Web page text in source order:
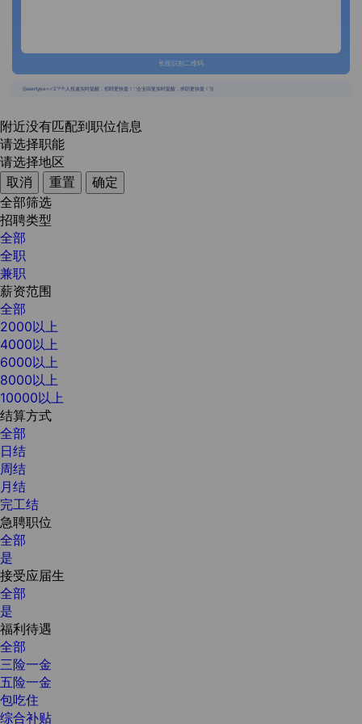
长按识别二维码
{{usertype=='2'?'个人投递实时提醒，招聘更快捷！':'企业回复实时提醒，求职更快捷！'}}
附近没有匹配到职位信息
请选择职能
请选择地区
取消
重置
确定
全部筛选
招聘类型
全部
全职
兼职
薪资范围
全部
2000以上
4000以上
6000以上
8000以上
10000以上
结算方式
全部
日结
周结
月结
完工结
急聘职位
全部
是
接受应届生
全部
是
福利待遇
全部
三险一金
五险一金
包吃住
综合补贴